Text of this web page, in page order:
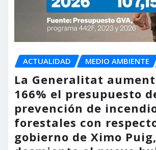
ACTUALIDAD MEDIO AMBIENTE
La Generalitat
166% el presupuesto
prevención de
forestales con
gobierno de Ximo